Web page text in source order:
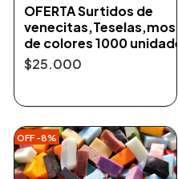
OFERTA Surtidos de
de colores 1000
$25.000
OFF -8%